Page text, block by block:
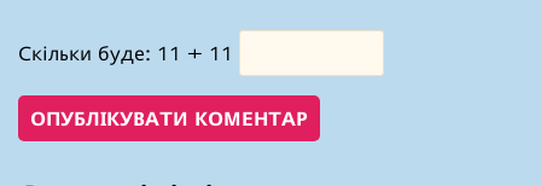
Скільки буде: 11 + 11